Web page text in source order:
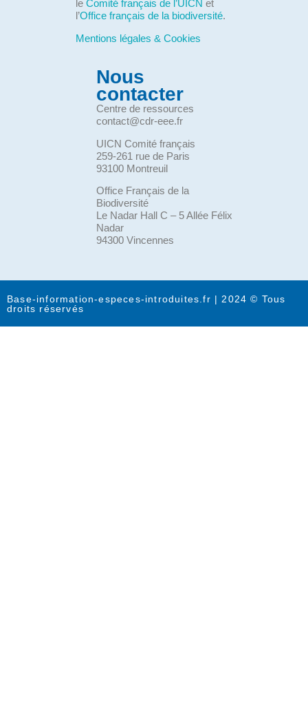
le Comité français de l’UICN et
l’Office français de la biodiversité.
Mentions légales & Cookies
Nous
contacter
Centre de ressources
contact@cdr-eee.fr
UICN Comité français
259-261 rue de Paris
93100 Montreuil
Office Français de la
Biodiversité
Le Nadar Hall C – 5 Allée Félix
Nadar
94300 Vincennes
Base-information-especes-introduites.fr | 2024 © Tous
droits réservés